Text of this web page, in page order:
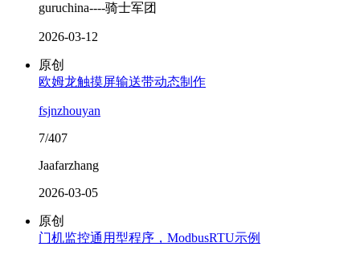
guruchina----骑士军团
2026-03-12
原创
欧姆龙触摸屏输送带动态制作
fsjnzhouyan
7/407
Jaafarzhang
2026-03-05
原创
门机监控通用型程序，ModbusRTU示例